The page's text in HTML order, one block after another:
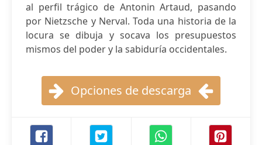
al perfil trágico de Antonin Artaud, pasando
por Nietzsche y Nerval. Toda una historia de la
locura se dibuja y socava los presupuestos
mismos del poder y la sabiduría occidentales.
Opciones de descarga